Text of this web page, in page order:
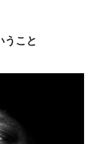
うこと